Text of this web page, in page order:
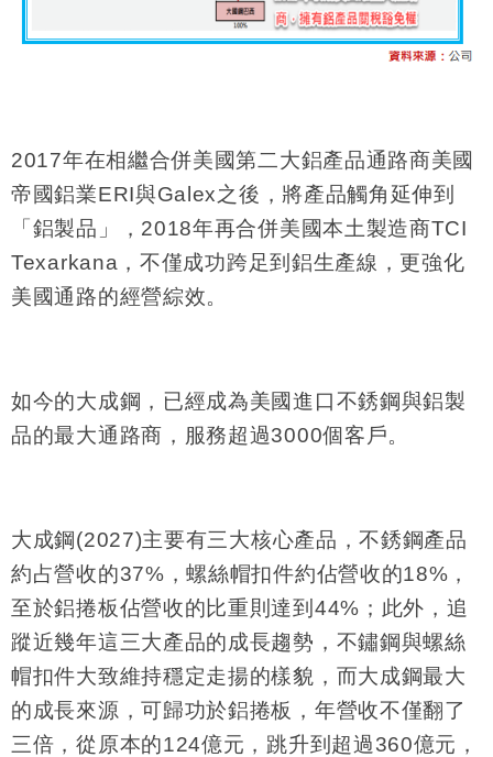
2017年在相繼合併美國第二大鋁產品通路商美國
帝國鋁業ERI與Galex之後，將產品觸角延伸到
「鋁製品」， 2018年再合併美國本土製造商TCI
Texarkana ，不僅成功跨足到鋁生產線，更強化
美國通路的經營綜效。
如今的大成鋼，已經成為美國進口不銹鋼與鋁製
品的最大通路商，服務超過3000個客戶。
大成鋼(2027)主要有三大核心產品，不銹鋼產品
約占營收的37% ，螺絲帽扣件約佔營收的18% ，
至於鋁捲板佔營收的比重則達到 44% ；此外，追
蹤近幾年這三大產品的成長趨勢，不鏽鋼與螺絲
帽扣件大致維持穩定走揚的樣貌，而大成鋼最大
的成長來源，可歸功於鋁捲板，年營收不僅翻了
三倍，從原本的124億元，跳升到超過360億元，